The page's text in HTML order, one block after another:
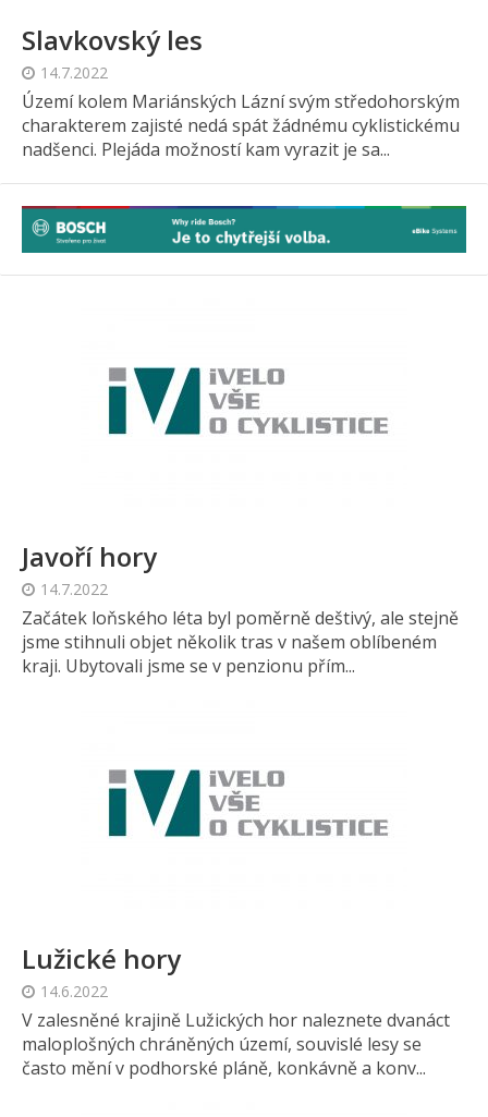
Slavkovský les
14.7.2022
Území kolem Mariánských Lázní svým středohorským
charakterem zajisté nedá spát žádnému cyklistickému
nadšenci. Plejáda možností kam vyrazit je sa...
Javoří hory
14.7.2022
Začátek loňského léta byl poměrně deštivý, ale stejně
jsme stihnuli objet několik tras v našem oblíbeném
kraji. Ubytovali jsme se v penzionu přím...
Lužické hory
14.6.2022
V zalesněné krajině Lužických hor naleznete dvanáct
maloplošných chráněných území, souvislé lesy se
často mění v podhorské pláně, konkávně a konv...